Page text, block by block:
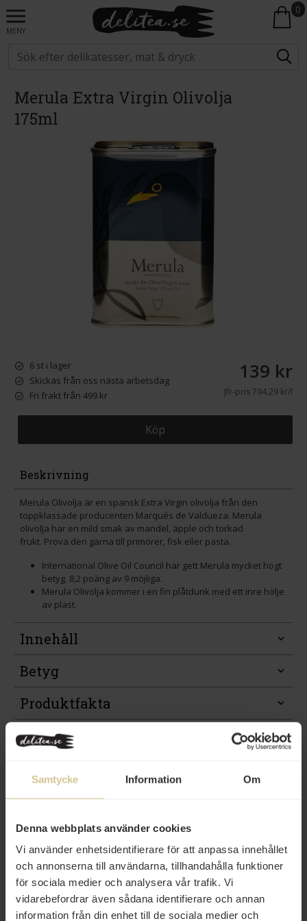
Samtycke Information Om
Denna webbplats använder cookies
Vi använder enhetsidentifierare för att anpassa innehållet
och annonserna till användarna, tillhandahålla funktioner
för sociala medier och analysera vår trafik. Vi
vidarebefordrar även sådana identifierare och annan
information från din enhet till de sociala medier och
MENY
0
Merula Extra Virgin Olivolja
175ml
6 st i lager
Skickas från oss nästa arbetsdag
Fri frakt från 499 kr
139 kr
Jfr-pris794,29 kr/l
Köp
Beskrivning
Merula Olivolja är en spansk Extra Virgin olivolja från den
toppklassade producenten Marqués de Valdueza. Merula
olivolja har en mild smak av mandel, äpple och torkad
frukt. Prova den gärna till primörer, fisk eller pasta.
International Olive Oil Council har gett Merula mycket högt
betyg. 8,2 poäng av 9 möjliga.
Merula Olivolja kommer i en fin plåtdunk med ett inre hölje
av plast.
Innehåll
Betyg
Produktfakta
Prishistorik
Relaterade varor